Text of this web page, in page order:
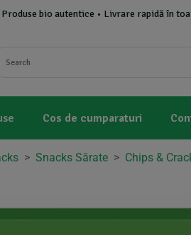
bio autentice • Livrare rapidă în
Cos de cumparaturi
> Snacks Sărate > Chips &